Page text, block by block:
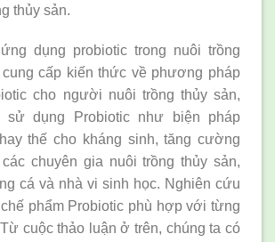
thủy sản.
dụng probiotic trong nuôi trồng
cấp kiến thức về phương pháp
cho người nuôi trồng thủy sản,
sử dụng Probiotic như biện pháp
thế cho kháng sinh, tăng cường
chuyên gia nuôi trồng thủy sản,
cá và nhà vi sinh học. Nghiên cứu
phẩm Probiotic phù hợp với từng
cuộc thảo luận ở trên, chúng ta có